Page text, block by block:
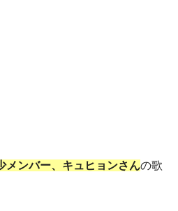
メンバー、キュヒョンさんの歌